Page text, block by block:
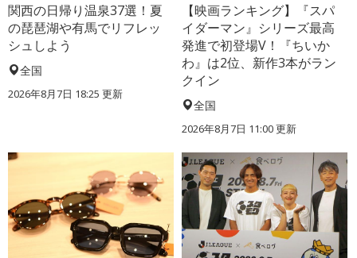
関西の日帰り温泉37選！夏
の琵琶湖や有馬でリフレッ
シュしよう
全国
2026年8月7日 18:25 更新
【映画ランキング】『スパ
イダーマン』シリーズ最高
発進で初登場V！『ちいか
わ』は2位、新作3本がラン
クイン
全国
2026年8月7日 11:00更新